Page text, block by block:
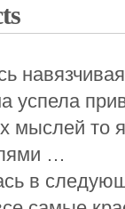
успела
мыслей то
…
в